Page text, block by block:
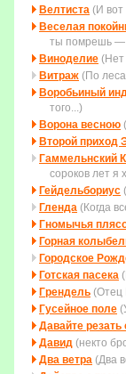
Велтиста (И вот
Веселая
ты помpешь —
Виноделие (Нет
Витраж (По
Воробьиный
того...)
Ворона весною
Второй приход
Гаммельнский
сороков лет я
Гейдельбориус
Гленда (Когда
Гномычья
Горная
Городское
Готская пасека
Грендель (Отец
Гусейное поле
Давайте
Давид (некто
Два ветра (Два